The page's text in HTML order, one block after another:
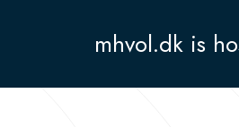
mhvol.dk is